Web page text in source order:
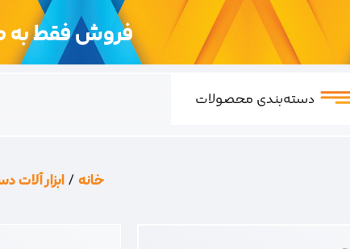
فروش فقط به
دسته‌بندی محصولات
خانه/ابزار آلات